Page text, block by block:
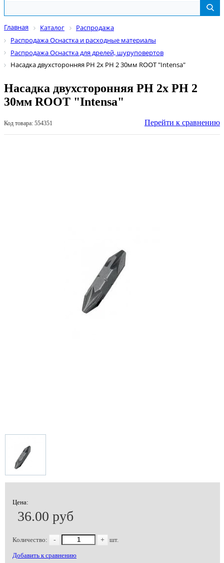
Главная Каталог
Распродажа
Распродажа Оснастка и расходные материалы
Распродажа Оснастка для дрелей, шуруповертов
Насадка двухсторонняя PH 2х PH 2 30мм ROOT "Intensa"
Насадка двухсторонняя PH 2х PH 2
30мм ROOT "Intensa"
Код товара: 554351 Перейти к сравнению
Цена:
36.00 руб
Количество: - + шт.
Добавить к сравнению